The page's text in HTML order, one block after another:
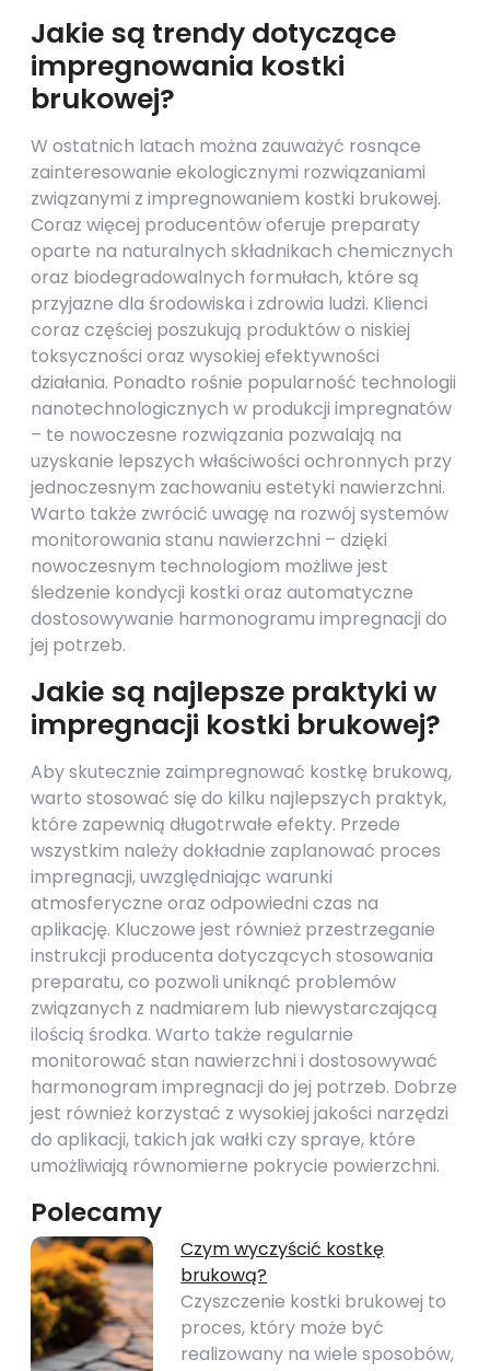
Jakie są trendy dotyczące
impregnowania kostki
brukowej?
W ostatnich latach można zauważyć rosnące
zainteresowanie ekologicznymi rozwiązaniami
związanymi z impregnowaniem kostki brukowej.
Coraz więcej producentów oferuje preparaty
oparte na naturalnych składnikach chemicznych
oraz biodegradowalnych formułach, które są
przyjazne dla środowiska i zdrowia ludzi. Klienci
coraz częściej poszukują produktów o niskiej
toksyczności oraz wysokiej efektywności
działania. Ponadto rośnie popularność technologii
nanotechnologicznych w produkcji impregnatów
– te nowoczesne rozwiązania pozwalają na
uzyskanie lepszych właściwości ochronnych przy
jednoczesnym zachowaniu estetyki nawierzchni.
Warto także zwrócić uwagę na rozwój systemów
monitorowania stanu nawierzchni – dzięki
nowoczesnym technologiom możliwe jest
śledzenie kondycji kostki oraz automatyczne
dostosowywanie harmonogramu impregnacji do
jej potrzeb.
Jakie są najlepsze praktyki w
impregnacji kostki brukowej?
Aby skutecznie zaimpregnować kostkę brukową,
warto stosować się do kilku najlepszych praktyk,
które zapewnią długotrwałe efekty. Przede
wszystkim należy dokładnie zaplanować proces
impregnacji, uwzględniając warunki
atmosferyczne oraz odpowiedni czas na
aplikację. Kluczowe jest również przestrzeganie
instrukcji producenta dotyczących stosowania
preparatu, co pozwoli uniknąć problemów
związanych z nadmiarem lub niewystarczającą
ilością środka. Warto także regularnie
monitorować stan nawierzchni i dostosowywać
harmonogram impregnacji do jej potrzeb. Dobrze
jest również korzystać z wysokiej jakości narzędzi
do aplikacji, takich jak wałki czy spraye, które
umożliwiają równomierne pokrycie powierzchni.
Polecamy
Czym wyczyścić kostkę
brukową?
Czyszczenie kostki brukowej to
proces, który może być
realizowany na wiele sposobów,